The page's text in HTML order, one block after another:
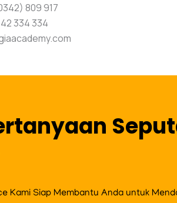
809 917
334 334
Kami Siap Membantu Anda untuk